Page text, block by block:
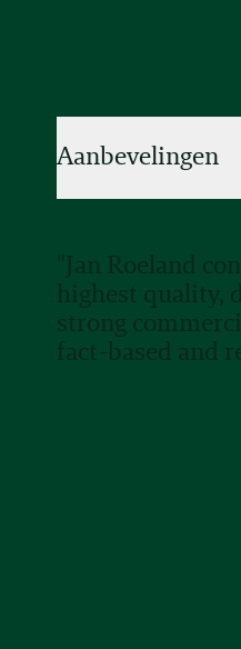
Aanbevelingen
"Jan Roeland
highest quality,
strong
fact-based and